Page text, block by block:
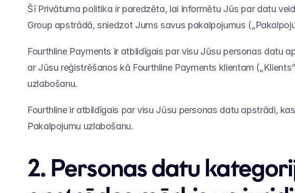
Šī Privātuma politika ir paredzēta, lai informētu Jūs par datu
Group apstrādā, sniedzot Jums savus pakalpojumus
Fourthline Payments ir atbildīgais par visu Jūsu personas datu
ar Jūsu reģistrēšanos kā Fourthline Payments klientam
uzlabošanu.
Fourthline ir atbildīgais par visu Jūsu personas datu apstrādi,
Pakalpojumu uzlabošanu.
2. Personas datu